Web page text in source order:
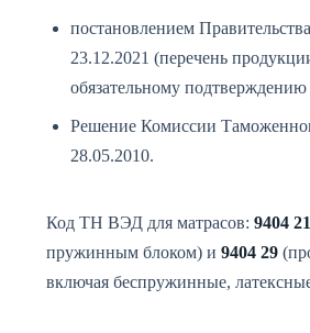
постановлением
23.12.2021 (перечень
обязательному подтверждению
Решение Комиссии
28.05.2010.
Код ТН ВЭД для матрасов: 9404 21
пружинным блоком) и 9404 29
включая беспружинные,